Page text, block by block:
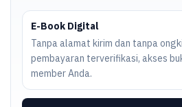
E-Book Digital
Tanpa alamat kirim dan tanpa
pembayaran terverifikasi, akses
member Anda.